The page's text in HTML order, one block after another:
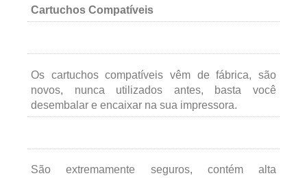
Cartuchos Compatíveis
Os cartuchos compatíveis vêm de fábrica, são
novos, nunca utilizados antes, basta você
desembalar e encaixar na sua impressora.
São extremamente seguros, contém alta